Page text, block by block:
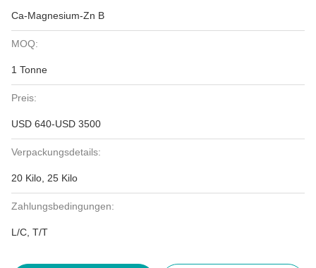
Ca-Magnesium-Zn B
MOQ:
1 Tonne
Preis:
USD 640-USD 3500
Verpackungsdetails:
20 Kilo, 25 Kilo
Zahlungsbedingungen:
L/C, T/T